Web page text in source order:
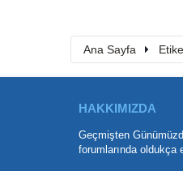
Ana Sayfa
HAKKIMIZDA
Geçmişten
forumlarında